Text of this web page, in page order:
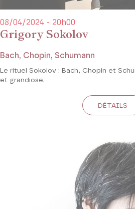
Grigory Sokolov
08/04/2024 - 20h00
Bach, Chopin, Schumann
Le rituel Sokolov : Bach, Chopin et
et grandiose.
DÉTAILS